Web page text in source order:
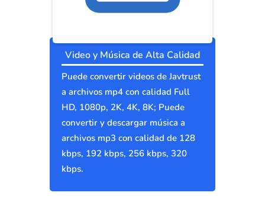
Video y Música de Alta Calidad
Puede convertir videos de Javtrust
a archivos mp4 con calidad Full
HD, 1080p, 2K, 4K, 8K; Puede
convertir y descargar música a
archivos mp3 con calidad de 128
kbps, 192 kbps, 256 kbps, 320
kbps.